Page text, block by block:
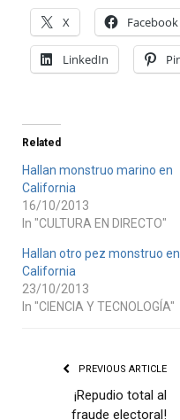
X Facebook
LinkedIn
Related
Hallan monstruo marino en
California
16/10/2013
In "CULTURA EN DIRECTO"
Hallan otro pez monstruo en
California
23/10/2013
In "CIENCIA Y TECNOLOGÍA"
PREVIOUS ARTICLE
¡Repudio total al
fraude electoral!